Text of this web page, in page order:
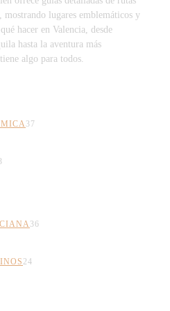
mostrando lugares emblemáticos y
hacer en Valencia, desde
hasta la aventura más
algo para todos.
37
36
24